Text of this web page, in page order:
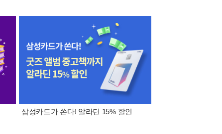
삼성카드가 쏜다! 알라딘 15% 할인